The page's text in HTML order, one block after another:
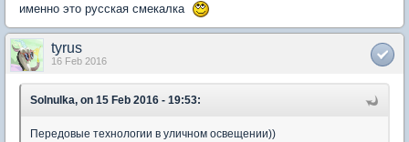
именно это русская смекалка
tyrus
16 Feb 2016
Solnulka, on 15 Feb 2016 - 19:53:
Передовые технологии в уличном освещении))